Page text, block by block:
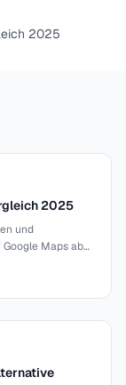
2025
2025
und
Maps ab